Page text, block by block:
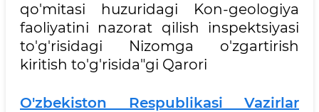
qo'mitasi huzuridagi Kon-geologiya
faoliyatini nazorat qilish inspektsiyasi
to'g'risidagi Nizomga o'zgartirish
kiritish to'g'risida"gi Qarori
O'zbekiston Respublikasi Vazirlar